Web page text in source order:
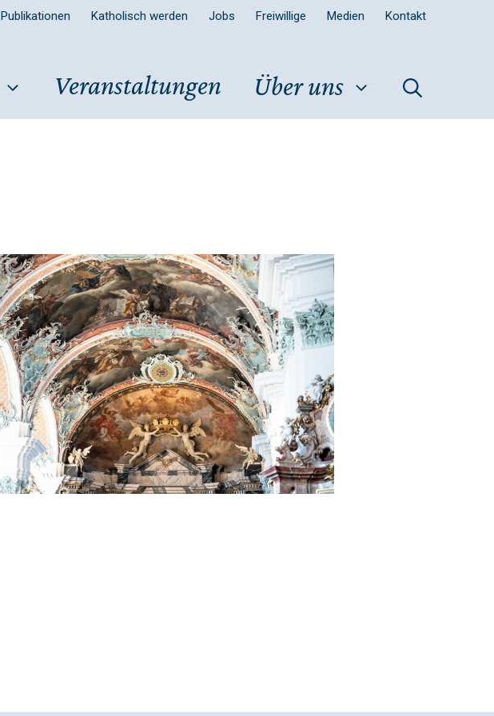
Publikationen Katholisch werden Jobs Freiwillige Medien Kontakt
Veranstaltungen Über uns